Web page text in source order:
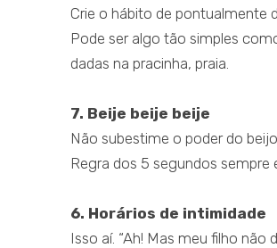
Crie o hábito de pontualmente
Pode ser algo tão simples
dadas na pracinha, praia.
7. Beije beije beije
Não subestime o poder do
Regra dos 5 segundos
6. Horários de intimidade
Isso aí. “Ah! Mas meu filho